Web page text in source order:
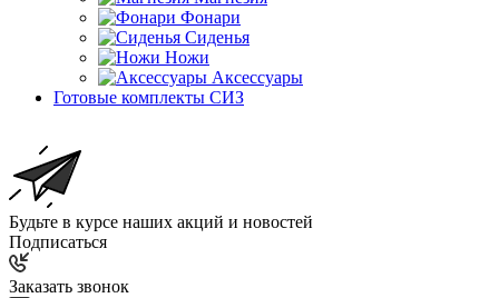
Фонари
Сиденья
Ножи
Аксессуары
Готовые комплекты СИЗ
Будьте в курсе наших акций и новостей
Подписаться
Заказать звонок